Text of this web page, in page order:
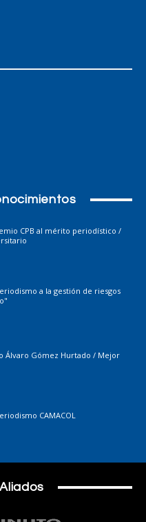
CPB al mérito periodístico /
a la gestión de riesgos
Álvaro Gómez Hurtado / Mejor
CAMACOL